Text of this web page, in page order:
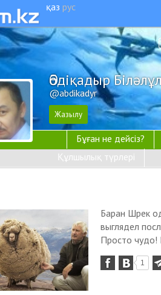
қаз рус
Әбдіқадыр
@abdikadyr
Бұған не дейсіз?
Құлшылық түрлері
Баран Шрек
выглядел
Просто чудо!
1